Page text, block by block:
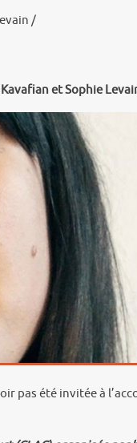
/
et Sophie
pas été invitée à